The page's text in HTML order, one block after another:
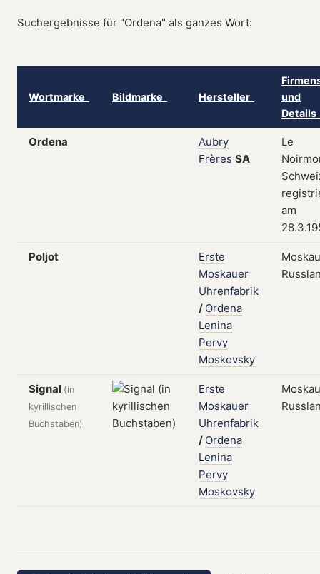
Suchergebnisse für "Ordena" als ganzes Wort:
Wortmarke Bildmarke Hersteller
und
Details
Ordena
Aubry
Frères SA
Le
am
Poljot
Erste
Moskauer
Uhrenfabrik
/ Ordena
Lenina
Pervy
Moskovsky
Signal (in
kyrillischen
Buchstaben)
Erste
Moskauer
Uhrenfabrik
/ Ordena
Lenina
Pervy
Moskovsky